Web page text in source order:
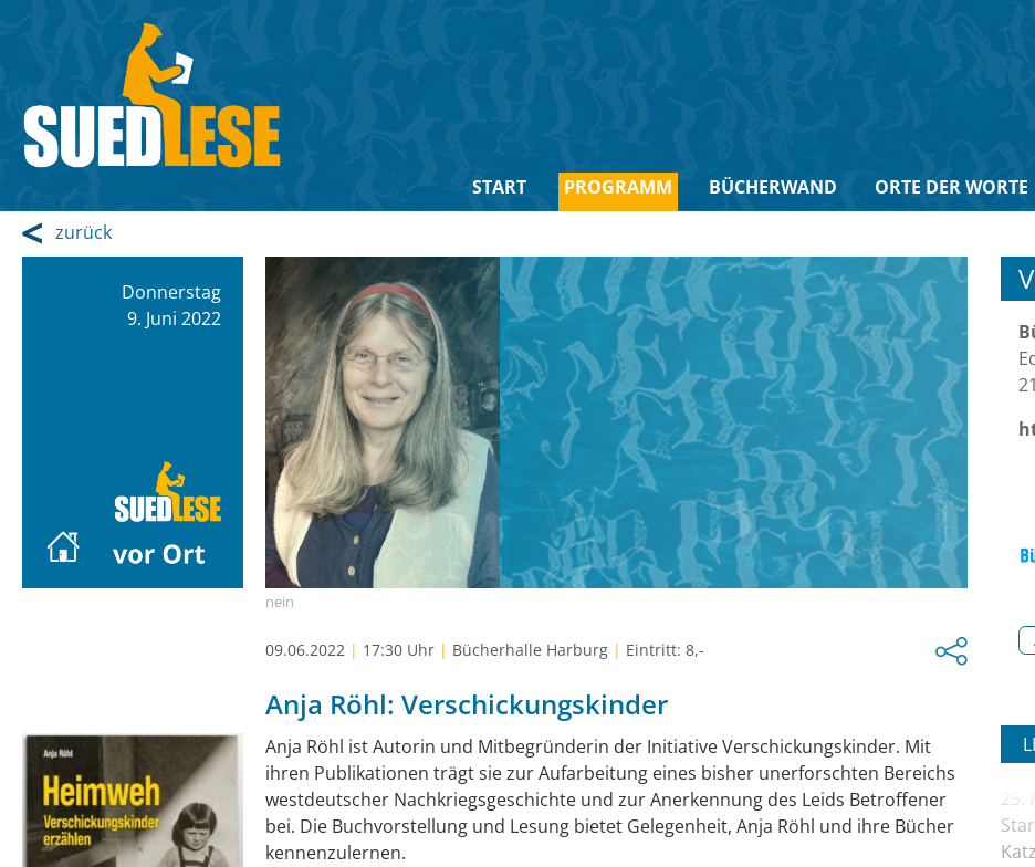
START PROGRAMM BÜCHERWAND ORTE DER WORTE
zurück
Donnerstag
9. Juni 2022
nein
09.06.2022 | 17:30 Uhr | Bücherhalle Harburg | Eintritt: 8,-
Anja Röhl: Verschickungskinder
Anja Röhl ist Autorin und Mitbegründerin der Initiative Verschickungskinder. Mit
ihren Publikationen trägt sie zur Aufarbeitung eines bisher unerforschten Bereichs
westdeutscher Nachkriegsgeschichte und zur Anerkennung des Leids Betroffener
bei. Die Buchvorstellung und Lesung bietet Gelegenheit, Anja Röhl und ihre Bücher
kennenzulernen.
25.